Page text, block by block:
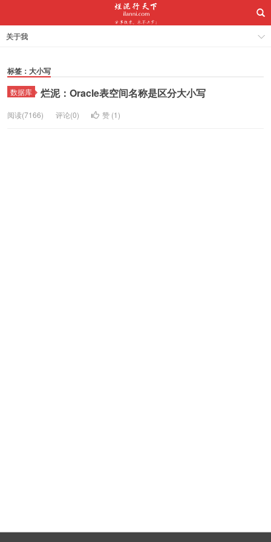
关于我
标签：大小写
数据库 烂泥：Oracle表空间名称是区分大小写
阅读(7166) 评论(0) 赞 (1)